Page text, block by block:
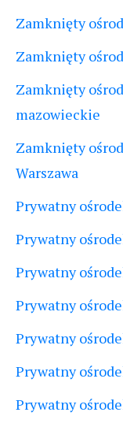
Zamknięty
Zamknięty
Zamknięty
mazowieckie
Zamknięty
Warszawa
Prywatny
Prywatny
Prywatny
Prywatny
Prywatny
Prywatny
Prywatny